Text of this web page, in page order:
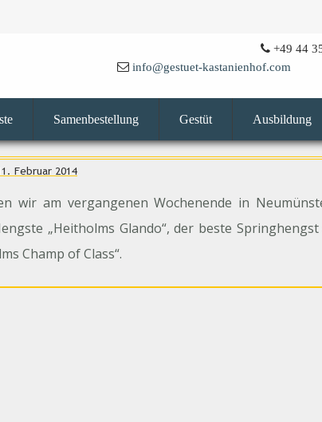
+49 44
info@gestuet-kastanienhof.com
Samenbestellung Gestüt Ausbildung
Februar 2014
wir am vergangenen Wochenende in
„Heitholms Glando“, der beste
Champ of Class“.